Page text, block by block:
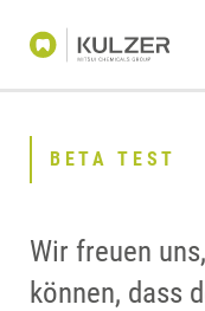
BETA TEST
Wir freuen
können, dass